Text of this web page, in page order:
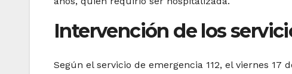
Intervención de los
Según el servicio de emergencia 112, el viernes